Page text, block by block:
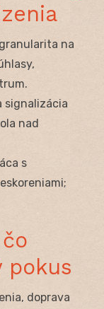
na
signalizácia
nad
s
pokus
doprava